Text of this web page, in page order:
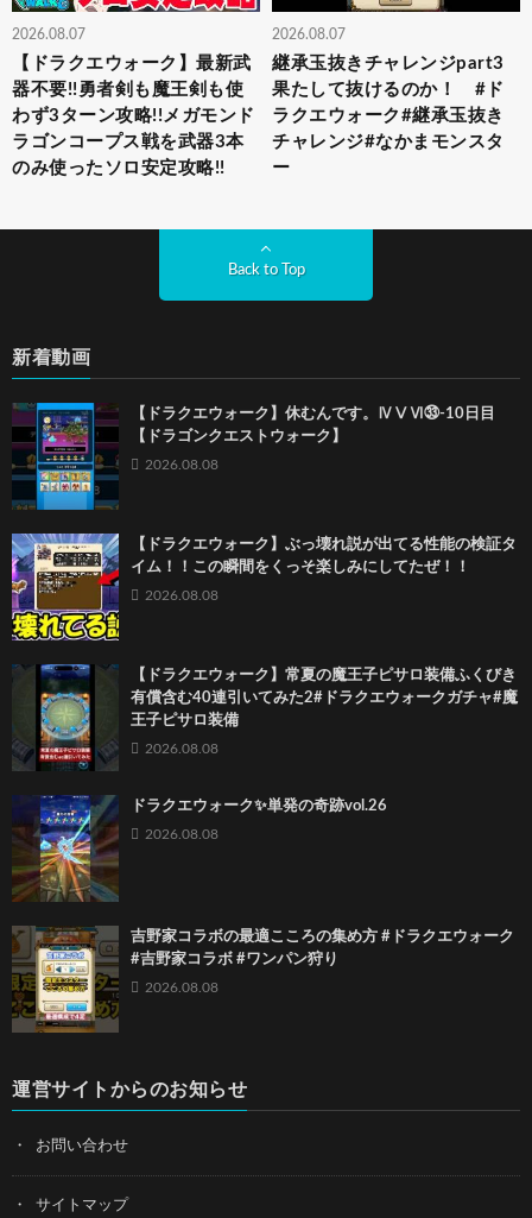
2026.08.07
【ドラクエウォーク】最新武
器不要!!勇者剣も魔王剣も使
わず3ターン攻略!!メガモンド
ラゴンコープス戦を武器3本
のみ使ったソロ安定攻略!!
2026.08.07
継承玉抜きチャレンジpart3
果たして抜けるのか！ #ド
ラクエウォーク#継承玉抜き
チャレンジ#なかまモンスタ
ー
Back to Top
新着動画
【ドラクエウォーク】休むんです。ⅣⅤⅥ㉝-10日目
【ドラゴンクエストウォーク】
2026.08.08
【ドラクエウォーク】ぶっ壊れ説が出てる性能の検証タ
イム！！この瞬間をくっそ楽しみにしてたぜ！！
2026.08.08
【ドラクエウォーク】常夏の魔王子ピサロ装備ふくびき
有償含む40連引いてみた2#ドラクエウォークガチャ#魔
王子ピサロ装備
2026.08.08
ドラクエウォーク✨単発の奇跡vol.26
2026.08.08
吉野家コラボの最適こころの集め方 #ドラクエウォーク
#吉野家コラボ #ワンパン狩り
2026.08.08
運営サイトからのお知らせ
お問い合わせ
サイトマップ